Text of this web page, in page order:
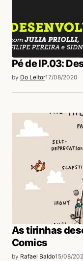
Pé de IP.03:
by Do Leitor17/08/2020
As tirinhas
Comics
by Rafael Baldo15/08/